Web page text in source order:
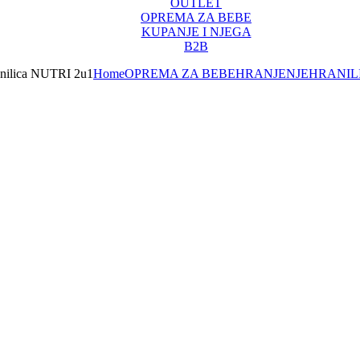
OUTLET
OPREMA ZA BEBE
KUPANJE I NJEGA
B2B
NUTRI 2u1HomeOPREMA ZA BEBEHRANJENJE